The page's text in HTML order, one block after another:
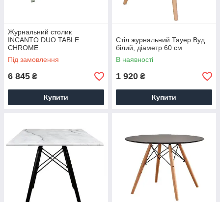
Журнальний столик
INCANTO DUO TABLE
CHROME
Під замовлення
6 845 ₴
Купити
Стіл журнальний Тауер Вуд
білий, діаметр 60 см
В наявності
1 920 ₴
Купити